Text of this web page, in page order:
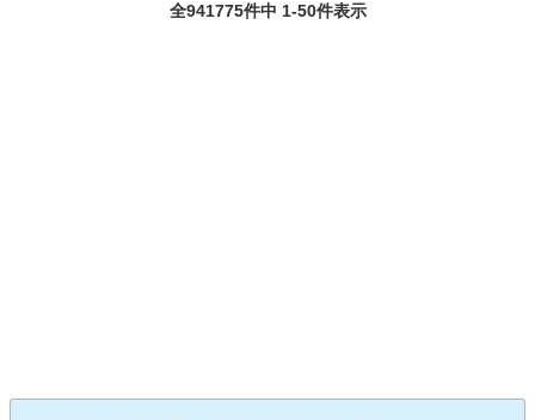
全941775件中 1-50件表示